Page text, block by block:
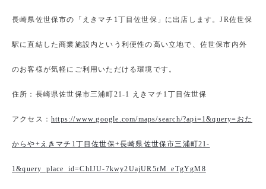
長崎県佐世保市の「えきマチ1丁目佐世保」に出店します。JR佐世保
駅に直結した商業施設内という利便性の高い立地で、佐世保市内外
のお客様が気軽にご利用いただける環境です。
住所：長崎県佐世保市三浦町21-1 えきマチ1丁目佐世保
アクセス： https://www.google.com/maps/search/?api=1&query=おた
からや+えきマチ1丁目佐世保+長崎県佐世保市三浦町21-
1&query_place_id=ChIJU-7kwy2UajUR5rM_eTgYgM8